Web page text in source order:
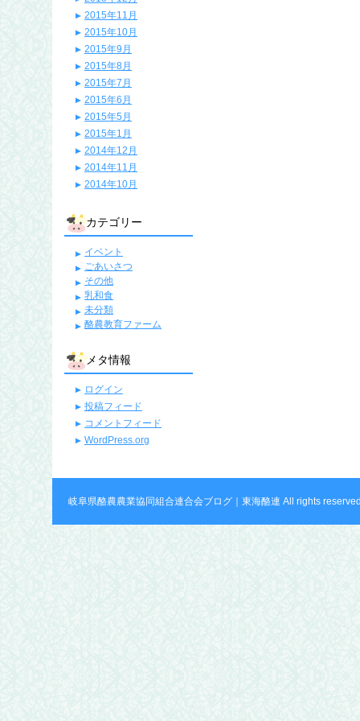
2015年11月
2015年10月
2015年9月
2015年8月
2015年7月
2015年6月
2015年5月
2015年1月
2014年12月
2014年11月
2014年10月
カテゴリー
イベント
ごあいさつ
その他
乳和食
未分類
酪農教育ファーム
メタ情報
ログイン
投稿フィード
コメントフィード
WordPress.org
岐阜県酪農農業協同組合連合会ブログ｜東海酪連 All rights